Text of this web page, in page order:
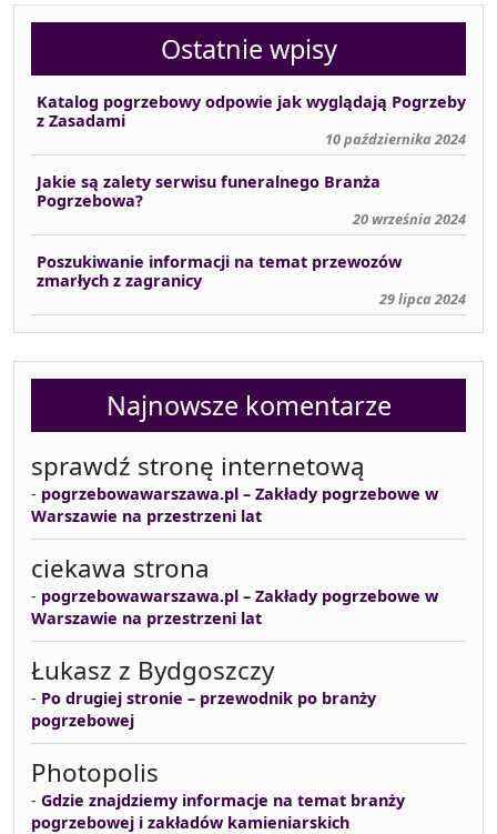
Ostatnie wpisy
Katalog pogrzebowy odpowie jak wyglądają Pogrzeby
z Zasadami
10 października 2024
Jakie są zalety serwisu funeralnego Branża
Pogrzebowa?
20 września 2024
Poszukiwanie informacji na temat przewozów
zmarłych z zagranicy
29 lipca 2024
Najnowsze komentarze
sprawdź stronę internetową
- pogrzebowawarszawa.pl – Zakłady pogrzebowe w
Warszawie na przestrzeni lat
ciekawa strona
- pogrzebowawarszawa.pl – Zakłady pogrzebowe w
Warszawie na przestrzeni lat
Łukasz z Bydgoszczy
- Po drugiej stronie – przewodnik po branży
pogrzebowej
Photopolis
- Gdzie znajdziemy informacje na temat branży
pogrzebowej i zakładów kamieniarskich